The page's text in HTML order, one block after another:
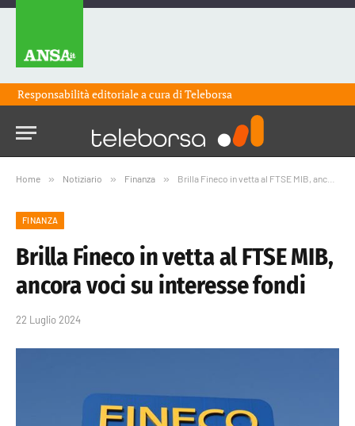
Responsabilità editoriale a cura diTeleborsa
Home » Notiziario » Finanza » Brilla Fineco in vetta al FTSE MIB, ancora voci su interesse fondi
FINANZA
Brilla Fineco in vetta al FTSE MIB,
ancora voci su interesse fondi
22 Luglio 2024